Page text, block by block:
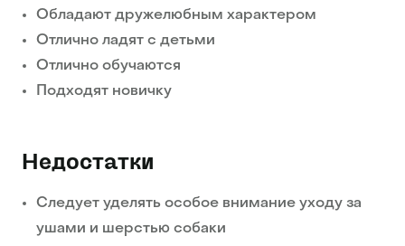
Обладают дружелюбным характером
Отлично ладят с детьми
Отлично обучаются
Подходят новичку
Недостатки
Следует уделять особое внимание уходу за
ушами и шерстью собаки